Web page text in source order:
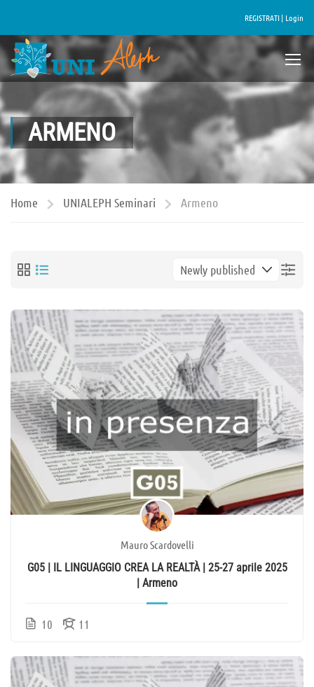
REGISTRATI | Login
ARMENO
Home UNIALEPH Seminari Armeno
Mauro Scardovelli
G05 | IL LINGUAGGIO CREA LA REALTÀ | 25-27 aprile 2025
| Armeno
10 11